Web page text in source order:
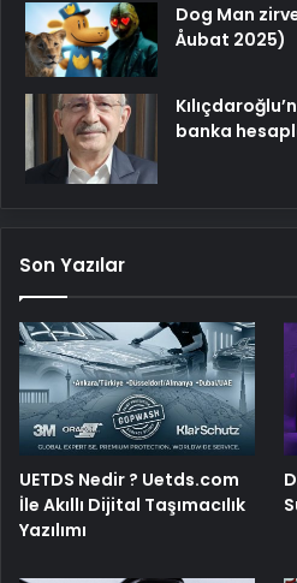
Dog Man
Åubat 2025)
banka
Son Yazılar
UETDS Nedir ? Uetds.com
İle Akıllı Dijital Taşımacılık
Yazılımı